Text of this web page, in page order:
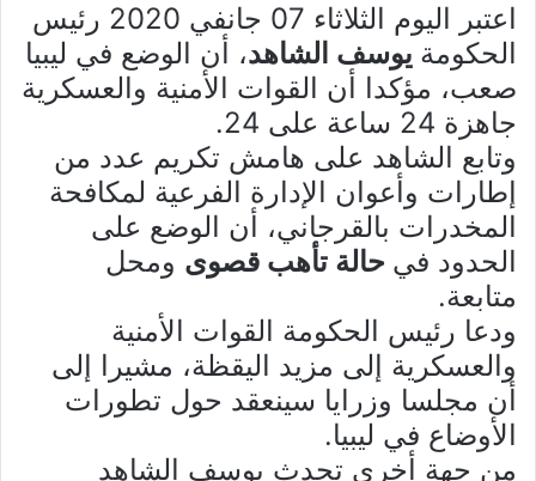
اعتبر اليوم الثلاثاء 07 جانفي 2020 رئيس
الحكومة يوسف الشاهد، أن الوضع في ليبيا
صعب، مؤكدا أن القوات الأمنية والعسكرية
جاهزة 24 ساعة على 24.
وتابع الشاهد على هامش تكريم عدد من
إطارات وأعوان الإدارة الفرعية لمكافحة
المخدرات بالقرجاني، أن الوضع على
الحدود في حالة تأهب قصوى ومحل
متابعة.
ودعا رئيس الحكومة القوات الأمنية
والعسكرية إلى مزيد اليقظة، مشيرا إلى
أن مجلسا وزرايا سينعقد حول تطورات
الأوضاع في ليبيا.
من جهة أخرى تحدث يوسف الشاهد